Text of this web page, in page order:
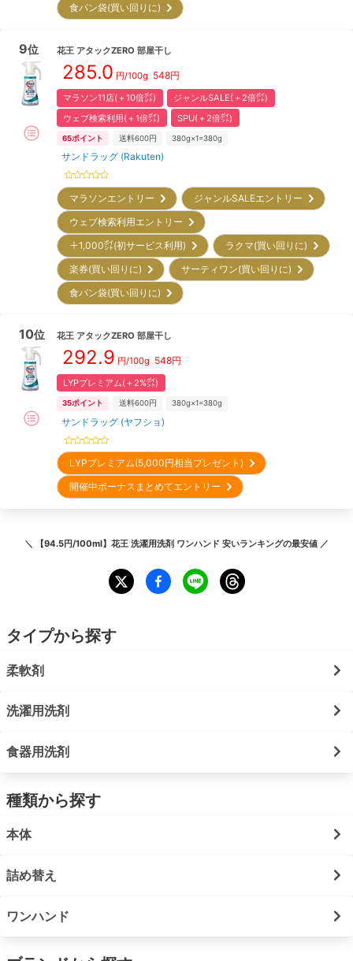
食パン袋(買い回りに)
9位 花王 アタックZERO 部屋干し
285.0 円/100g 548円
マラソン11店(＋10倍㌽)
ジャンルSALE(＋2倍㌽)
ウェブ検索利用(＋1倍㌽)
SPU(＋2倍㌽)
65ポイント 送料600円 380g×1=380g
サンドラッグ (Rakuten)
マラソンエントリー
ジャンルSALEエントリー
ウェブ検索利用エントリー
＋1,000㌽(初サービス利用)
ラクマ(買い回りに)
楽券(買い回りに)
サーティワン(買い回りに)
食パン袋(買い回りに)
10位 花王 アタックZERO 部屋干し
292.9 円/100g 548円
LYPプレミアム(＋2%㌽)
35ポイント 送料600円 380g×1=380g
サンドラッグ (ヤフショ)
LYPプレミアム(5,000円相当プレゼント)
開催中ボーナスまとめてエントリー
＼ 【94.5円/100ml】花王 洗濯用洗剤 ワンハンド 安いランキングの最安値 ／
タイプから探す
柔軟剤
洗濯用洗剤
食器用洗剤
種類から探す
本体
詰め替え
ワンハンド